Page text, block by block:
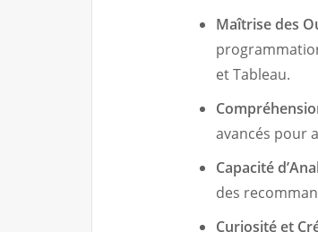
Maîtrise des
et Tableau.
avancés pour
Capacité
des
Curiosité et